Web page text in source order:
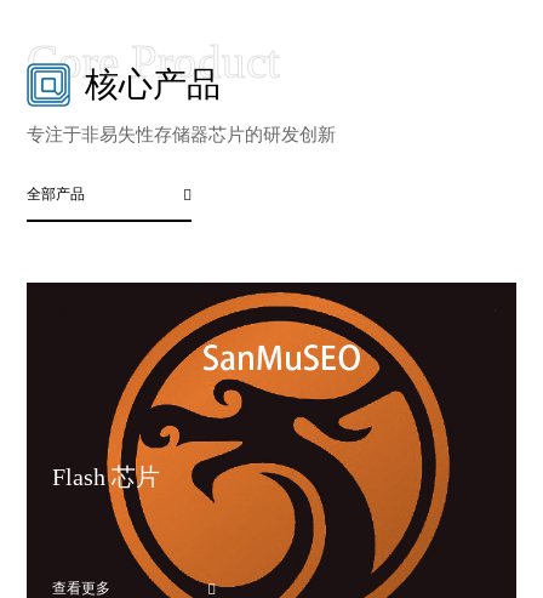
核心产品
专注于非易失性存储器芯片的研发创新
全部产品
Flash 芯片
查看更多